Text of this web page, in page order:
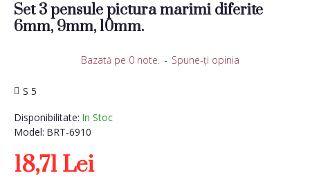
Set 3 pensule pictura marimi diferite
6mm, 9mm, 10mm.
Disponibilitate: In Stoc
Model: BRT-6910
S 5
Bazată pe 0 note. - Spune-ţi opinia
18,71 Lei